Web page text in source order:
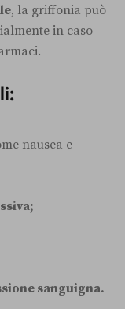
, la griffonia può
in caso
nausea e
sanguigna.